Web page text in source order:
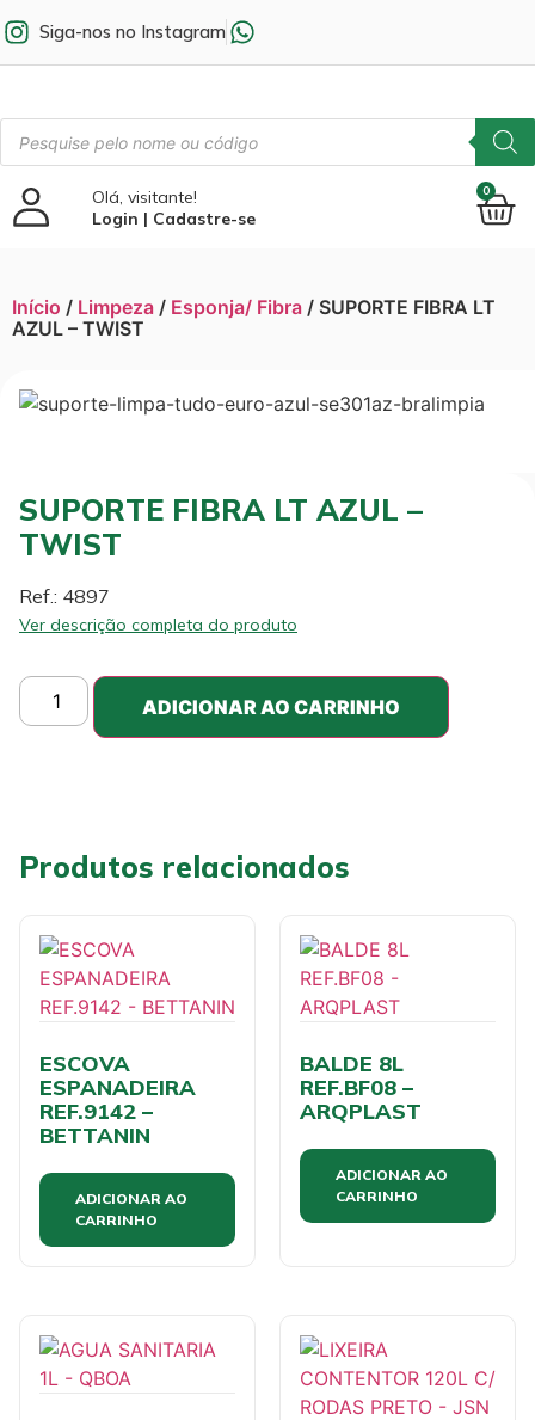
Siga-nos no Instagram
Olá, visitante!
Login | Cadastre-se
0
Início / Limpeza / Esponja/ Fibra / SUPORTE FIBRA LT
AZUL – TWIST
SUPORTE FIBRA LT AZUL –
TWIST
Ref.: 4897
Ver descrição completa do produto
ADICIONAR AO CARRINHO
Produtos relacionados
ESCOVA
ESPANADEIRA
REF.9142 –
BETTANIN
ADICIONAR AO
CARRINHO
BALDE 8L
REF.BF08 –
ARQPLAST
ADICIONAR AO
CARRINHO